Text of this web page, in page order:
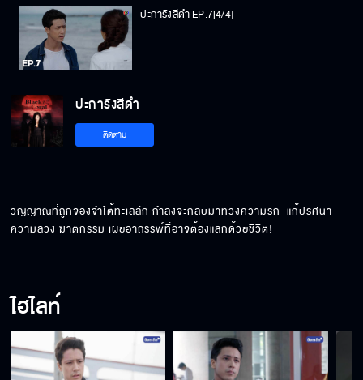
ปะการังสีดำ EP.7[4/4]
ปะการังสีดำ
ติดตาม
วิญญาณที่ถูกจองจำใต้ทะเลลึก กำลังจะกลับมาทวงความรัก  แก้ปริศนา
ความลวง ฆาตกรรม เผยอาถรรพ์ที่อาจต้องแลกด้วยชีวิต!
ไฮไลท์